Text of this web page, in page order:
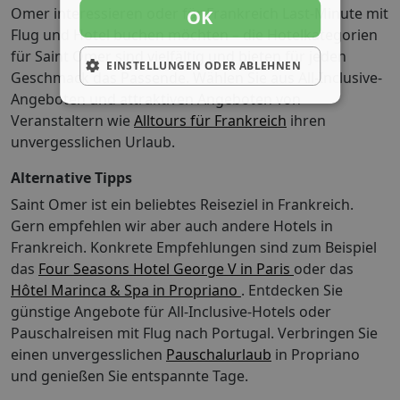
Omer interessieren oder für Frankreich Last-Minute mit
Flug und Hotel buchen möchten – die Hotelkategorien
für Saint Omer sind vielfältig und bieten für jeden
Geschmack das Passende. Wählen Sie aus All-Inclusive-
Angeboten und attraktiven Angeboten von
Veranstaltern wie Alltours für Frankreich ihren
unvergesslichen Urlaub.
Alternative Tipps
Saint Omer ist ein beliebtes Reiseziel in Frankreich.
Gern empfehlen wir aber auch andere Hotels in
Frankreich. Konkrete Empfehlungen sind zum Beispiel
das Four Seasons Hotel George V in Paris oder das
Hôtel Marinca & Spa in Propriano . Entdecken Sie
günstige Angebote für All-Inclusive-Hotels oder
Pauschalreisen mit Flug nach Portugal. Verbringen Sie
einen unvergesslichen Pauschalurlaub in Propriano
und genießen Sie entspannte Tage.
OK
EINSTELLUNGEN ODER ABLEHNEN